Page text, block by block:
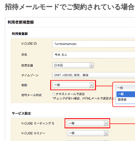
招待メールモードでご契約されている場合